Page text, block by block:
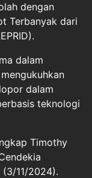
dengan
Terbanyak dari
dalam
dalam
teknologi
Timothy
(3/11/2024).